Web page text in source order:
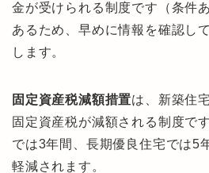
金が受けられる制度です（条件
あるため、早めに情報を確認し
します。
固定資産税減額措置は、新築住
固定資産税が減額される制度で
では3年間、長期優良住宅では5
軽減されます。